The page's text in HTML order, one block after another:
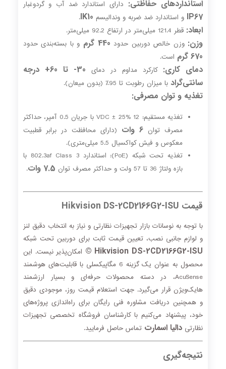
استانداردهای حفاظتی: دارای استاندارد ضد آب و گردوغبار
IP67 و استاندارد ضد ضربه و وندالیسم IK10
.
ابعاد: قطر 121.4 میلی‌متر در ارتفاع 92.2 میلی‌متر.
وزن: وزن خالص دوربین حدود 440 گرم و با بسته‌بندی حدود
670 گرم است.
دمای کاری: کارکرد مداوم در دمای
30- تا 60+ درجه
سانتی‌گرادبا میزان رطوبت تا 95٪ (بدون میعان).
تغذیه و توان مصرفی:
تغذیه مستقیم: 12 VDC ± 25% با جریان 0.5 آمپر، حداکثر
مصرف توان 6 وات
(دارای محافظت در برابر قطبیت
معکوس و فیش کواکسیال 5.5 میلی‌متری).
تغذیه تحت شبکه (PoE): استاندارد 802.3af Class 3 با
بازه ولتاژ 36 تا 57 ولت و حداکثر مصرف توان
7.5 وات .
قیمت Hikvision DS-2CD2166G2-ISU
با توجه به نوسانات بازار تجهیزات نظارتی و نیاز به انتخاب دقیق لنز
و لوازم جانبی نصب، تعیین قیمت ثابت برای دوربین تحت شبکه
Hikvision DS-2CD2166G2-ISU ©
امکان‌پذیر نیست. این
محصول به عنوان یک گزینه 6 مگاپیکسلی با قابلیت‌های هوشمند
AcuSense، در دسته محصولات حرفه‌ای و بسیار ارزشمند
هایک‌ویژن قرار می‌گیرد. جهت استعلام قیمت روز، موجودی دقیق
و همچنین دریافت مشاوره فنی رایگان برای راه‌اندازی پروژه‌های
خود، پیشنهاد می‌کنیم با کارشناسان فروشگاه تخصصی تجهیزات
نظارتی دالیا اسمارت تماس حاصل فرمایید.
نتیجه‌گیری